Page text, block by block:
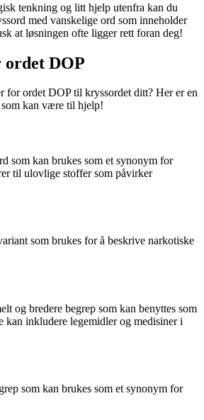
tenkning og litt hjelp utenfra kan du
med vanskelige ord som inneholder
at løsningen ofte ligger rett foran deg!
ordet DOP
for ordet DOP til kryssordet ditt? Her er en
kan være til hjelp!
som kan brukes som et synonym for
til ulovlige stoffer som påvirker
som brukes for å beskrive narkotiske
og bredere begrep som kan benyttes som
kan inkludere legemidler og medisiner i
som kan brukes som et synonym for